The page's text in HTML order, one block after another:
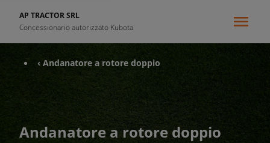
AP TRACTOR SRL
Concessionario autorizzato Kubota
‹ Andanatore a rotore doppio
Andanatore a rotore doppio